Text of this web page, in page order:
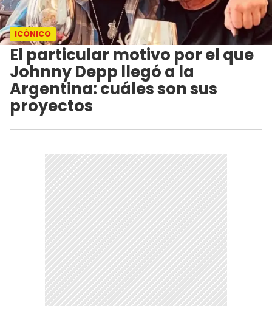
ICÓNICO
El particular motivo por el que
Johnny Depp llegó a la
Argentina: cuáles son sus
proyectos